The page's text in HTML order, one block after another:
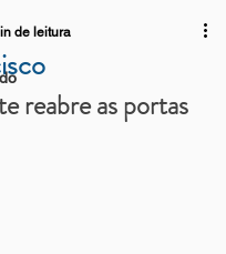
de leitura
reabre as portas